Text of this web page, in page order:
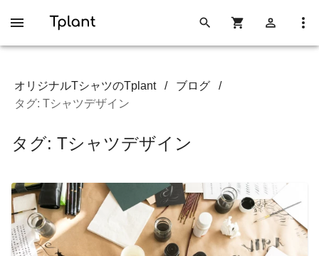
オリジナルTシャツのTplant / ブログ
/
タグ: Tシャツデザイン
タグ: Tシャツデザイン